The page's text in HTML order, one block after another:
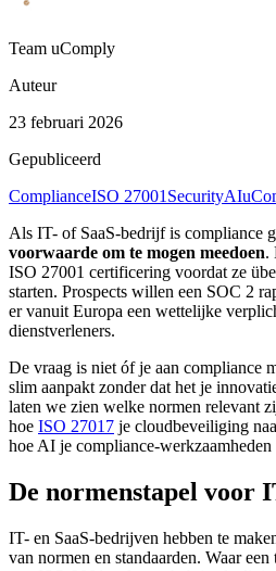
Team uComply
Auteur
23 februari 2026
Gepubliceerd
ComplianceISO 27001 SecurityAI
Als IT- of SaaS-bedrijf is compliance
voorwaarde om te mogen meedoen.
ISO 27001 certificering voordat ze
starten. Prospects willen een SOC 2
er vanuit Europa een wettelijke
dienstverleners.
De vraag is niet óf je aan compliance
slim aanpakt zonder dat het je
laten we zien welke normen relevant
hoe ISO 27017 je cloudbeveiliging
hoe AI je compliance-werkzaamheden
De normenstapel voor
IT- en SaaS-bedrijven hebben te
van normen en standaarden. Waar